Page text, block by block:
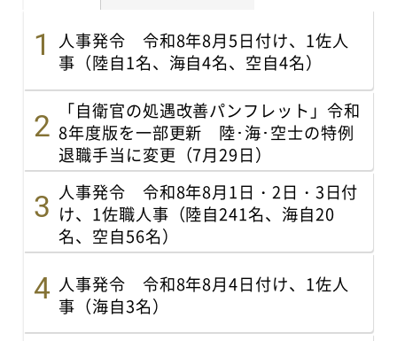
人事発令 令和8年8月5日付け、1佐人
事（陸自1名、海自4名、空自4名）
「自衛官の処遇改善パンフレット」令和
8年度版を一部更新 陸･海･空士の特例
退職手当に変更（7月29日）
人事発令 令和8年8月1日・2日・3日付
け、1佐職人事（陸自241名、海自20
名、空自56名）
人事発令 令和8年8月4日付け、1佐人
事（海自3名）